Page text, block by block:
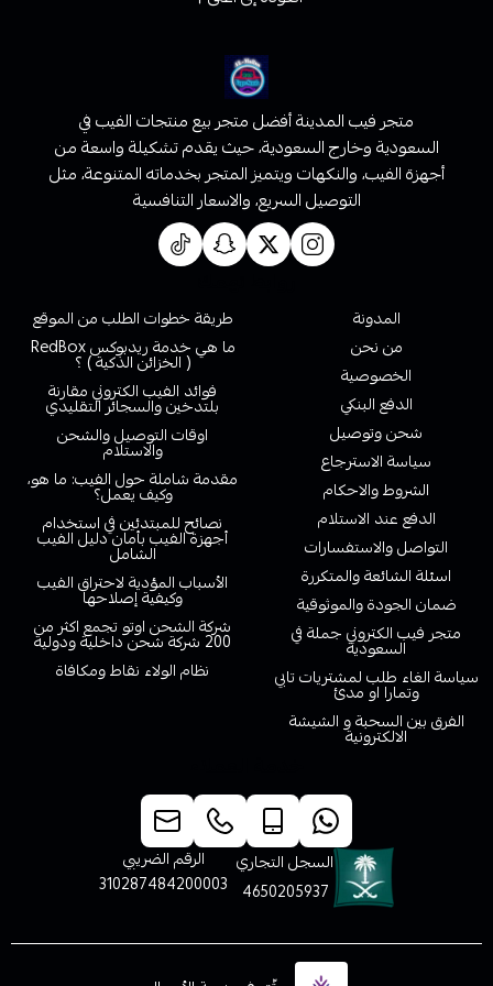
متجر فيب المدينة أفضل متجر بيع منتجات الفيب في
السعودية وخارج السعودية، حيث يقدم تشكيلة واسعة من
أجهزة الفيب، والنكهات ويتميز المتجر بخدماته المتنوعة، مثل
التوصيل السريع، والاسعار التنافسية
المدونة
من نحن
الخصوصية
الدفع البنكي
شحن وتوصيل
سياسة الاسترجاع
الشروط والاحكام
الدفع عند الاستلام
التواصل والاستفسارات
اسئلة الشائعة والمتكررة
ضمان الجودة والموثوقية
متجر فيب الكتروني جملة في
السعودية
سياسة الغاء طلب لمشتريات تابي
وتمارا او مدئ
الفرق بين السحبة و الشيشة
الالكترونية
طريقة خطوات الطلب من الموقع
ما هي خدمة ريدبوكس RedBox
( الخزائن الذكية ) ؟
فوائد الفيب الكتروني مقارنة
بلتدخين والسجائر التقليدي
اوقات التوصيل والشحن
والاستلام
مقدمة شاملة حول الفيب: ما هو،
وكيف يعمل؟
نصائح للمبتدئين في استخدام
أجهزة الفيب بأمان دليل الفيب
الشامل
الأسباب المؤدية لاحتراق الفيب
وكيفية إصلاحها
شركة الشحن اوتو تجمع اكثر من
200 شركة شحن داخلية ودولية
نظام الولاء نقاط ومكافاة
السجل التجاري
4650205937
الرقم الضريبي
310287484200003